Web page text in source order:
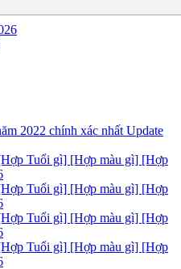
2022 chính xác nhất Update
Tuổi gì] [Hợp màu gì] [Hợp
Tuổi gì] [Hợp màu gì] [Hợp
Tuổi gì] [Hợp màu gì] [Hợp
Tuổi gì] [Hợp màu gì] [Hợp